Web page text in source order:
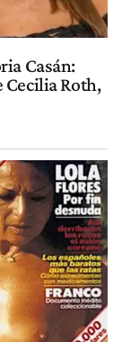
Casán:
Roth,